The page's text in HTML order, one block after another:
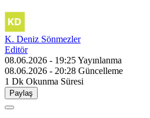
K. Deniz Sönmezler
Editör
08.06.2026 - 19:25Yayınlanma
08.06.2026 - 20:28 Güncelleme
1 Dk Okunma Süresi
Paylaş